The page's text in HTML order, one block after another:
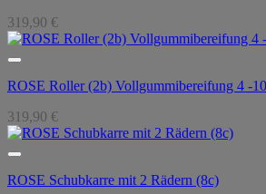
319,90 €
ROSE Roller (2b) Vollgummibereifung 4 -
319,90 €
ROSE Schubkarre mit 2 Rädern (8c)